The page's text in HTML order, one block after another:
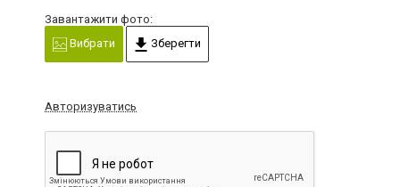
Завантажити фото:
Вибрати
Зберегти
Авторизуватись